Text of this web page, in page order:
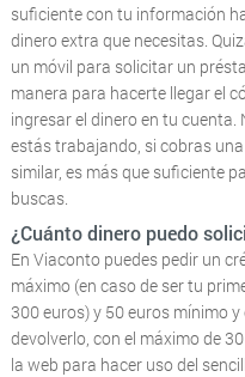
suficiente con tu información
dinero extra que necesitas.
un móvil para solicitar un
manera para hacerte llegar el
ingresar el dinero en tu
estás trabajando, si cobras
similar, es más que suficiente
buscas.
¿Cuánto dinero puedo
En Viaconto puedes pedir un
máximo (en caso de ser tu
300 euros) y 50 euros mínimo
devolverlo, con el máximo de
la web para hacer uso del